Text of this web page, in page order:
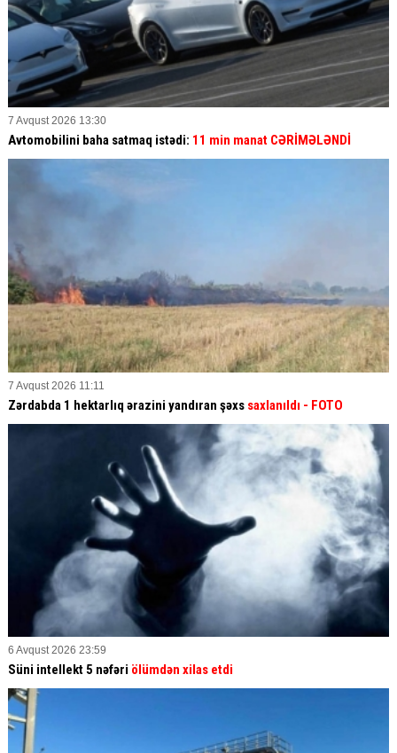
7 Avqust 2026 13:30
Avtomobilini baha satmaq istədi: 11 min manat CƏRİMƏLƏNDİ
7 Avqust 2026 11:11
Zərdabda 1 hektarlıq ərazini yandıran şəxs saxlanıldı - FOTO
6 Avqust 2026 23:59
Süni intellekt 5 nəfəri ölümdən xilas etdi